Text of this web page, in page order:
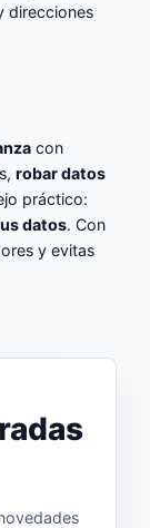
direcciones
con
robar datos
práctico:
datos. Con
y evitas